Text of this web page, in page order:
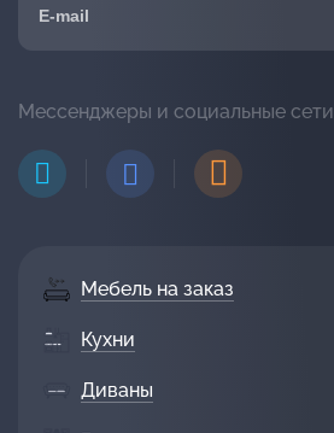
Мебель на заказ
Кухни
Диваны
Мессенджеры и социальные сети